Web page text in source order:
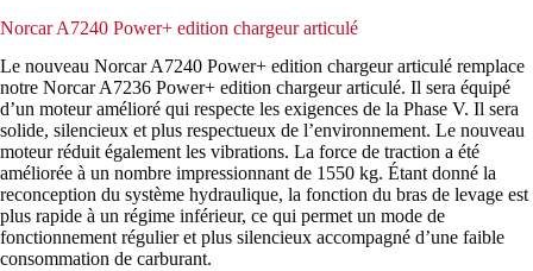
Norcar A7240 Power+ edition chargeur articulé
Le nouveau Norcar A7240 Power+ edition chargeur articulé remplace
notre Norcar A7236 Power+ edition chargeur articulé. Il sera équipé
d’un moteur amélioré qui respecte les exigences de la Phase V. Il sera
solide, silencieux et plus respectueux de l’environnement. Le nouveau
moteur réduit également les vibrations. La force de traction a été
améliorée à un nombre impressionnant de 1550 kg. Étant donné la
reconception du système hydraulique, la fonction du bras de levage est
plus rapide à un régime inférieur, ce qui permet un mode de
fonctionnement régulier et plus silencieux accompagné d’une faible
consommation de carburant.